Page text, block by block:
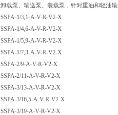
卸载泵、输送泵、装载泵，针对重油和轻油输
SSPA-1/3,1-A-V-R-V2-X
SSPA-1/4,6-A-V-R-V2-X
SSPA-1/5,9-A-V-R-V2-X
SSPA-1/7,3-A-V-R-V2-X
SSPA-2/9-A-V-R-V2-X
SSPA-2/11-A-V-R-V2-X
SSPA-3/13-A-V-R-V2-X
SSPA-3/16,5-A-V-R-V2-X
SSPA-3/19-A-V-R-V2-X